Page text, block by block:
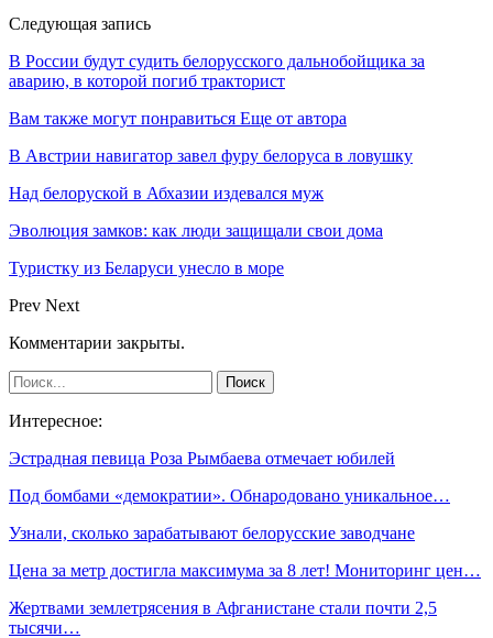
Следующая запись
В России будут судить белорусского дальнобойщика за
аварию, в которой погиб тракторист
Вам также могут понравиться Еще от автора
В Австрии навигатор завел фуру белоруса в ловушку
Над белоруской в Абхазии издевался муж
Эволюция замков: как люди защищали свои дома
Туристку из Беларуси унесло в море
Prev Next
Комментарии закрыты.
Интересное:
Эстрадная певица Роза Рымбаева отмечает юбилей
Под бомбами «демократии». Обнародовано уникальное…
Узнали, сколько зарабатывают белорусские заводчане
Цена за метр достигла максимума за 8 лет! Мониторинг цен…
Жертвами землетрясения в Афганистане стали почти 2,5
тысячи…